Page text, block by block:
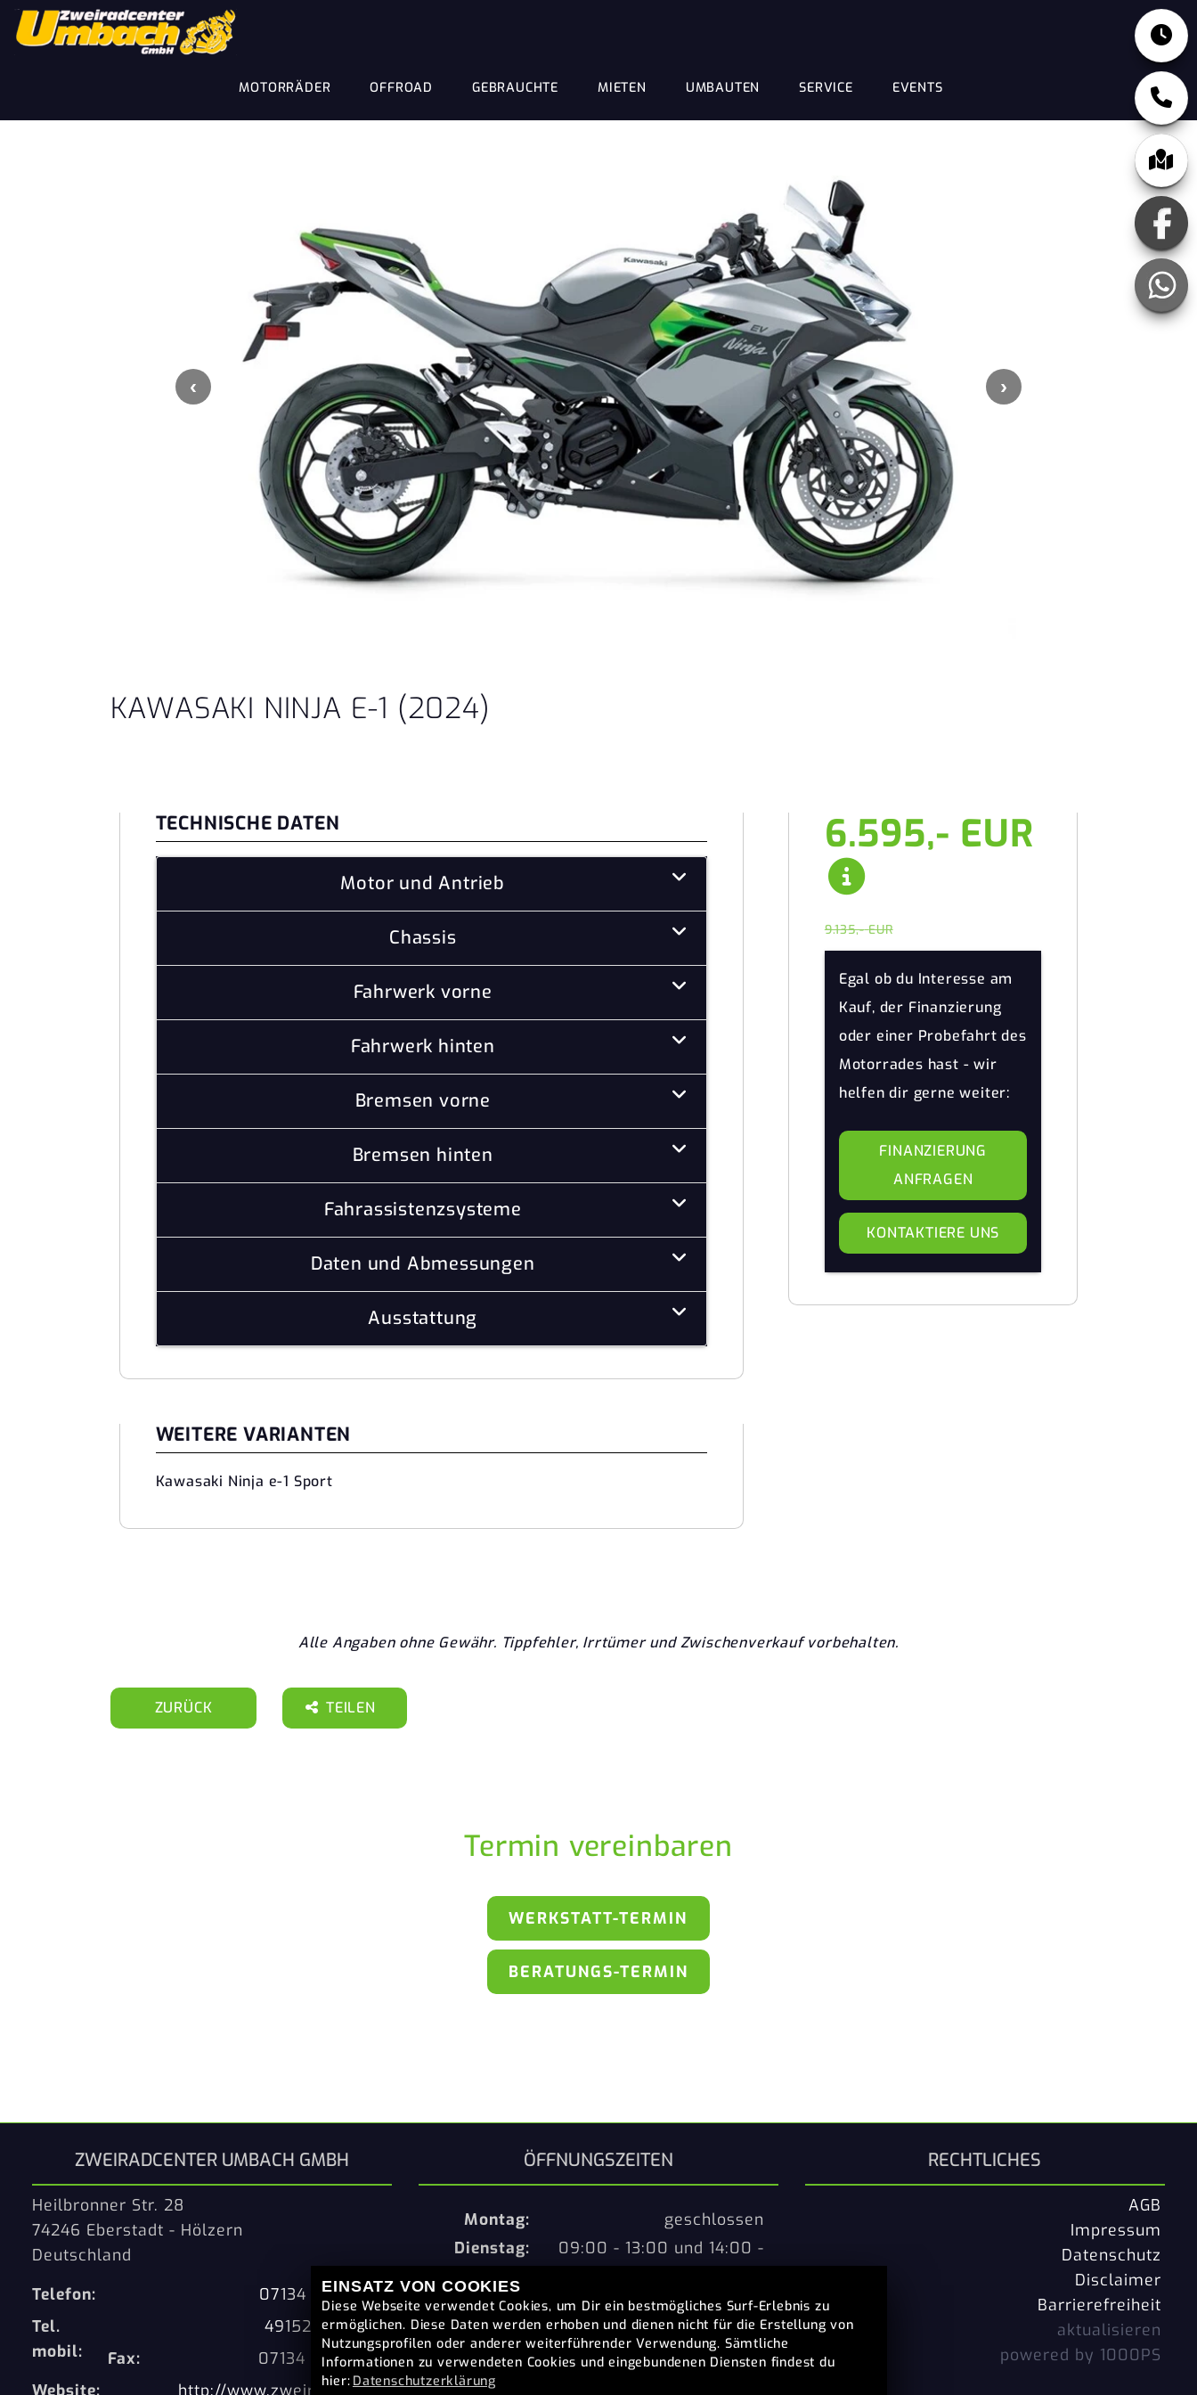
MOTORRÄDER OFFROAD GEBRAUCHTE MIETEN UMBAUTEN SERVICE EVENTS
KAWASAKI NINJA E-1 (2024)
TECHNISCHE DATEN
Motor und Antrieb
Chassis
Fahrwerk vorne
Fahrwerk hinten
Bremsen vorne
Bremsen hinten
Fahrassistenzsysteme
Daten und Abmessungen
Ausstattung
WEITERE VARIANTEN
Kawasaki Ninja e-1 Sport
6.595,- EUR
9.135,- EUR
Egal ob du Interesse am
Kauf, der Finanzierung
oder einer Probefahrt des
Motorrades hast - wir
helfen dir gerne weiter:
FINANZIERUNG
ANFRAGEN
KONTAKTIERE UNS
Alle Angaben ohne Gewähr. Tippfehler, Irrtümer und Zwischenverkauf vorbehalten.
ZURÜCK TEILEN
Termin vereinbaren
WERKSTATT-TERMIN
BERATUNGS-TERMIN
ZWEIRADCENTER UMBACH GMBH
Heilbronner Str. 28
74246 Eberstadt - Hölzern
Deutschland
Telefon:
07134 - 9197207
Tel.
mobil:
4915201703285
Fax:
07134 - 9197208
ÖFFNUNGSZEITEN
Montag:
geschlossen
Dienstag:
09:00 - 13:00 und 14:00 -
Mittwoch:
09:00 - 13:00 und 14:00 -
18:00
Donnerstag:
09:00 - 13:00 und 14:00 -
RECHTLICHES
AGB
Impressum
Datenschutz
Disclaimer
Barrierefreiheit
aktualisieren
powered by 1000PS
EINSATZ VON COOKIES
Diese Webseite verwendet Cookies, um Dir ein bestmögliches Surf-Erlebnis zu
ermöglichen. Diese Daten werden erhoben und dienen nicht für die Erstellung von
Nutzungsprofilen oder anderer weiterführender Verwendung. Sämtliche
Informationen zu verwendeten Cookies und eingebundenen Diensten findest du
hier: Datenschutzerklärung